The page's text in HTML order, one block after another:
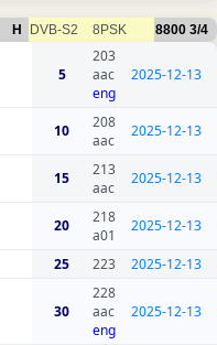
H DVB-S2 8PSK 8800 3/4
5
203
aac
eng
2025-12-13
10
208
aac
2025-12-13
15
213
aac
2025-12-13
20
218
a01
2025-12-13
25 223 2025-12-13
30
228
aac
eng
2025-12-13